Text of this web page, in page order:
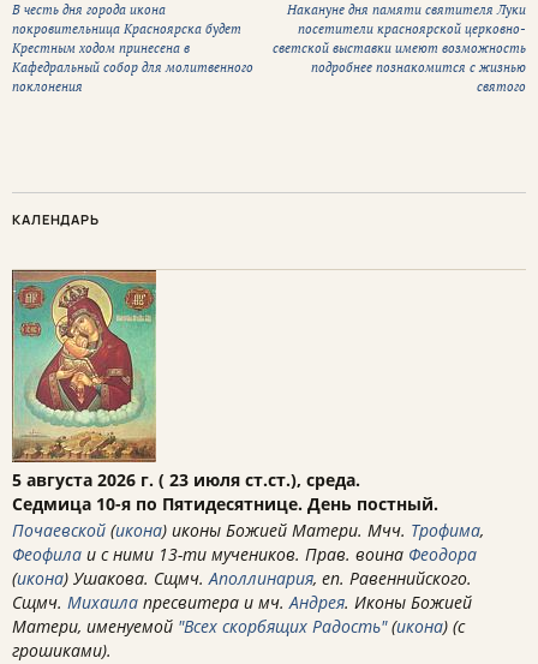
В честь дня города икона
покровительница Красноярска будет
Крестным ходом принесена в
Кафедральный собор для молитвенного
поклонения
Накануне дня памяти святителя Луки
посетители красноярской церковно-
светской выставки имеют возможность
подробнее познакомится с жизнью
святого
КАЛЕНДАРЬ
5 августа 2026 г. ( 23 июля ст.ст.), среда.
Седмица 10-я по Пятидесятнице. День постный.
Почаевской (икона) иконы Божией Матери. Мчч. Трофима,
Феофила и с ними 13-ти мучеников. Прав. воина Феодора
(икона) Ушакова. Сщмч.Аполлинария, еп. Равеннийского.
Сщмч. Михаила пресвитера и мч.Андрея. Иконы Божией
Матери, именуемой "Всех скорбящих Радость"(икона) (с
грошиками).